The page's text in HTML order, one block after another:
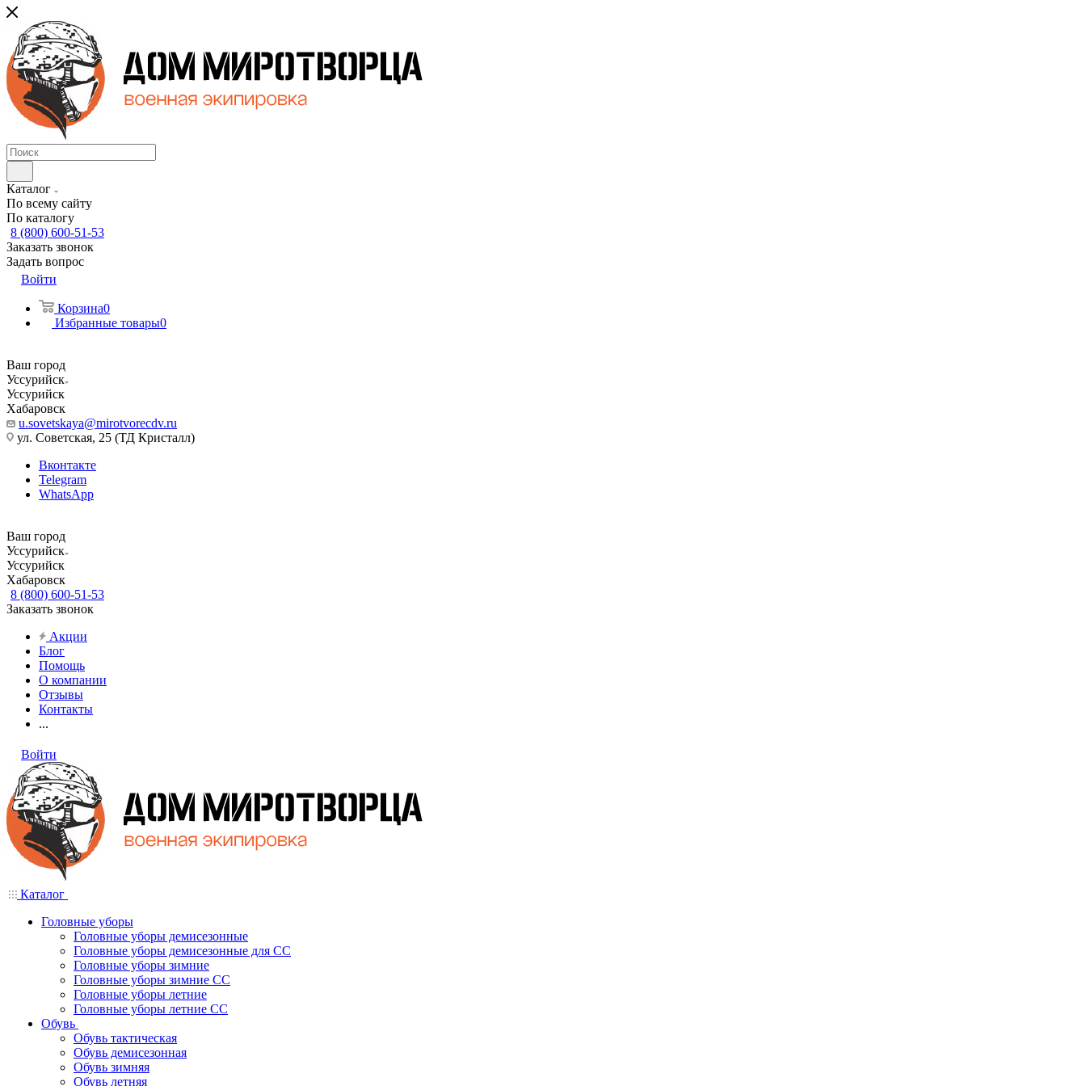
Каталог
По всему сайту
По каталогу
8 (800) 600-51-53
Заказать звонок
Задать вопрос
Войти
Корзина0
Избранные товары0
Ваш город
Уссурийск
Уссурийск
Хабаровск
u.sovetskaya@mirotvorecdv.ru
ул. Советская, 25 (ТД Кристалл)
Вконтакте
Telegram
WhatsApp
Ваш город
Уссурийск
Уссурийск
Хабаровск
8 (800) 600-51-53
Заказать звонок
Акции
Блог
Помощь
О компании
Отзывы
Контакты
...
Войти
Каталог
Головные уборы
Головные уборы демисезонные
Головные уборы демисезонные для СС
Головные уборы зимние
Головные уборы зимние СС
Головные уборы летние
Головные уборы летние СС
Обувь
Обувь тактическая
Обувь демисезонная
Обувь зимняя
Обувь летняя